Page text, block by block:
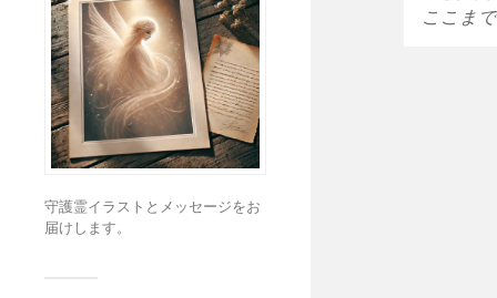
守護霊イラストとメッセージをお
届けします。
ここま